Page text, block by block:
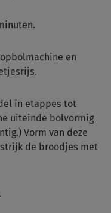
en
in etappes tot
uiteinde bolvormig
Vorm van deze
de broodjes met